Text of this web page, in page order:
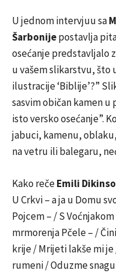
U jednom intervjuu sa
Šarbonijepostavlja
osećanje predstavljalo
u vašem slikarstvu, što
ilustracije ‘Biblije’?”
sasvim običan kamen
isto versko osećanje”.
jabuci, kamenu,
na vetru ili balegaru,
Kako rečeEmili
U Crkvi – a ja u Domu
Pojcem – / S
mrmorenja Pčele – /
krije / Mrijeti lakše mi
rumeni / Oduzme